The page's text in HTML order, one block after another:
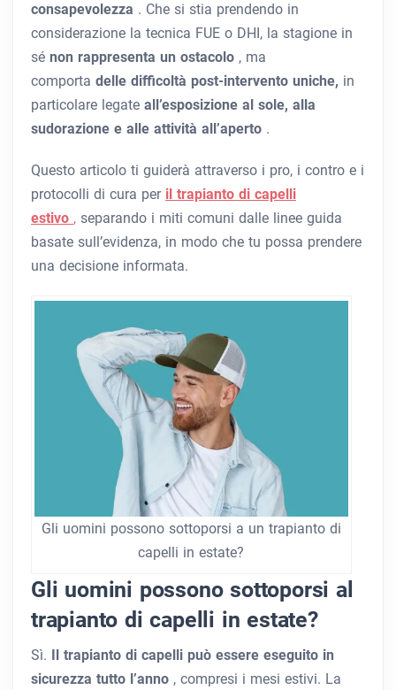
consapevolezza . Che si stia prendendo in
considerazione la tecnica FUE o DHI, la stagione in
sé non rappresenta un ostacolo , ma
comporta delle difficoltà post-intervento uniche, in
particolare legate all’esposizione al sole, alla
sudorazione e alle attività all’aperto .
Questo articolo ti guiderà attraverso i pro, i contro e i
protocolli di cura per il trapianto di capelli
estivo , separando i miti comuni dalle linee guida
basate sull’evidenza, in modo che tu possa prendere
una decisione informata.
Gli uomini possono sottoporsi a un trapianto di
capelli in estate?
Gli uomini possono sottoporsi al
trapianto di capelli in estate?
Sì. Il trapianto di capelli può essere eseguito in
sicurezza tutto l’anno , compresi i mesi estivi. La